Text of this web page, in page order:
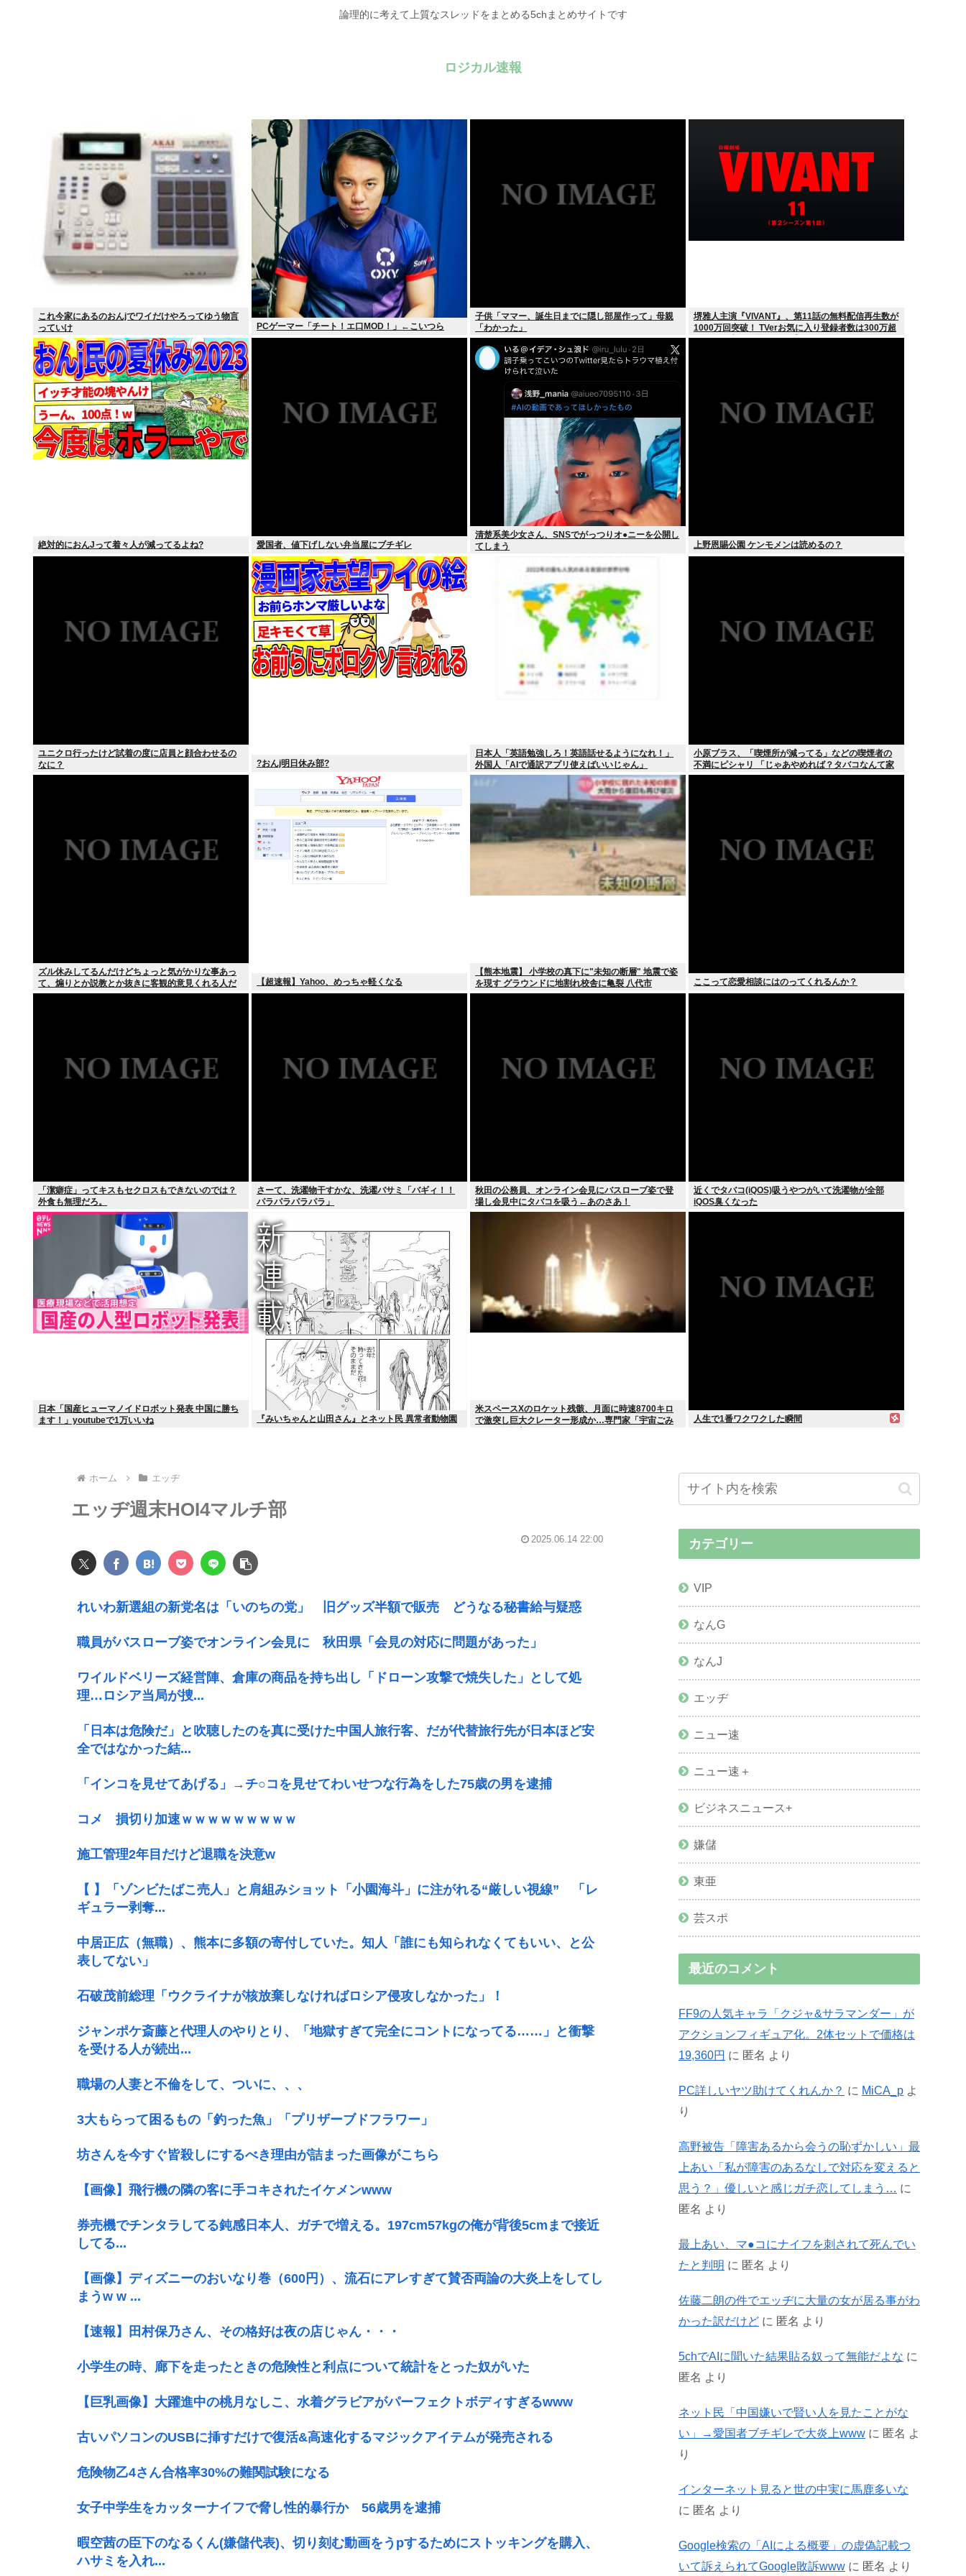
論理的に考えて上質なスレッドをまとめる5chまとめサイトです
ロジカル速報
これ今家にあるのおんjでワイだけやろってゆう物言
っていけ
PCゲーマー「チート！エ口MOD！」←こいつら
子供「ママー、誕生日までに隠し部屋作って」母親
「わかった」
堺雅人主演『VIVANT』、第11話の無料配信再生数が
1000万回突破！ TVerお気に入り登録者数は300万超
えでTBS連ドラ歴代トップ
絶対的におんJって着々人が減ってるよね? 愛国者、値下げしない弁当屋にブチギレ
清楚系美少女さん、SNSでがっつりオ●ニーを公開し
てしまう
上野恩賜公園 ケンモメンは読めるの？
ユニクロ行ったけど試着の度に店員と顔合わせるの
なに？
?おんj明日休み部?
日本人「英語勉強しろ！英語話せるようになれ！」
外国人「AIで通訳アプリ使えばいいじゃん」
小原ブラス、「喫煙所が減ってる」などの喫煙者の
不満にピシャリ 「じゃあやめれば？タバコなんて家
でだけ吸ってればいい」
ズル休みしてるんだけどちょっと気がかりな事あっ
て、煽りとか説教とか抜きに客観的意見くれる人だ
けきてくれ
【超速報】Yahoo、めっちゃ軽くなる
【熊本地震】 小学校の真下に"未知の断層" 地震で姿
を現す グラウンドに地割れ校舎に亀裂 八代市
ここって恋愛相談にはのってくれるんか？
「潔癖症」ってキスもセクロスもできないのでは？
外食も無理だろ。
さーて、洗濯物干すかな、洗濯バサミ「バギィ！！
パラパラパラパラ」
秋田の公務員、オンライン会見にバスローブ姿で登
場し会見中にタバコを吸う←あのさあ！
近くでタバコ(iQOS)吸うやつがいて洗濯物が全部
iQOS臭くなった
日本「国産ヒューマノイドロボット発表 中国に勝ち
ます！」youtubeで1万いいね
『みいちゃんと山田さん』とネット民 異常者動物園
米スペースXのロケット残骸、月面に時速8700キロ
で激突し巨大クレーター形成か…専門家「宇宙ごみ
人生で1番ワクワクした瞬間
ホーム エッヂ
エッヂ週末HOI4マルチ部
2025.06.14 22:00
れいわ新選組の新党名は「いのちの党」 旧グッズ半額で販売 どうなる秘書給与疑惑
職員がバスローブ姿でオンライン会見に 秋田県「会見の対応に問題があった」
ワイルドベリーズ経営陣、倉庫の商品を持ち出し「ドローン攻撃で焼失した」として処
理…ロシア当局が捜...
「日本は危険だ」と吹聴したのを真に受けた中国人旅行客、だが代替旅行先が日本ほど安
全ではなかった結...
「インコを見せてあげる」→チ○コを見せてわいせつな行為をした75歳の男を逮捕
コメ 損切り加速ｗｗｗｗｗｗｗｗｗ
施工管理2年目だけど退職を決意w
【 】「ゾンビたばこ売人」と肩組みショット「小園海斗」に注がれる“厳しい視線” 「レ
ギュラー剥奪...
中居正広（無職）、熊本に多額の寄付していた。知人「誰にも知られなくてもいい、と公
表してない」
石破茂前総理「ウクライナが核放棄しなければロシア侵攻しなかった」！
ジャンポケ斎藤と代理人のやりとり、「地獄すぎて完全にコントになってる……」と衝撃
を受ける人が続出...
職場の人妻と不倫をして、ついに、、、
3大もらって困るもの「釣った魚」「プリザーブドフラワー」
坊さんを今すぐ皆殺しにするべき理由が詰まった画像がこちら
【画像】飛行機の隣の客に手コキされたイケメンwww
券売機でチンタラしてる鈍感日本人、ガチで増える。197cm57kgの俺が背後5cmまで接近
してる...
【画像】ディズニーのおいなり巻（600円）、流石にアレすぎて賛否両論の大炎上をしてし
まうw w ...
【速報】田村保乃さん、その格好は夜の店じゃん・・・
小学生の時、廊下を走ったときの危険性と利点について統計をとった奴がいた
【巨乳画像】大躍進中の桃月なしこ、水着グラビアがパーフェクトボディすぎるwww
古いパソコンのUSBに挿すだけで復活&高速化するマジックアイテムが発売される
危険物乙4さん合格率30%の難関試験になる
女子中学生をカッターナイフで脅し性的暴行か 56歳男を逮捕
暇空茜の臣下のなるくん(嫌儲代表)、切り刻む動画をうpするためにストッキングを購入、
ハサミを入れ...
カテゴリー
VIP
なんG
なんJ
エッヂ
ニュー速
ニュー速＋
ビジネスニュース+
嫌儲
東亜
芸スポ
最近のコメント
FF9の人気キャラ「クジャ&サラマンダー」が
アクションフィギュア化。2体セットで価格は
19,360円 に 匿名 より
PC詳しいヤツ助けてくれんか？ に MiCA_p よ
り
高野被告「障害あるから会うの恥ずかしい」最
上あい「私が障害のあるなしで対応を変えると
思う？」優しいと感じガチ恋してしまう…
に
匿名 より
最上あい、マ●コにナイフを刺されて死んでい
たと判明 に 匿名 より
佐藤二朗の件でエッヂに大量の女が居る事がわ
かった訳だけど に 匿名 より
5chでAIに聞いた結果貼る奴って無能だよな に
匿名 より
ネット民「中国嫌いで賢い人を見たことがな
い」→愛国者ブチギレで大炎上www に 匿名 よ
り
インターネット見ると世の中実に馬鹿多いな
に 匿名 より
Google検索の「AIによる概要」の虚偽記載つ
いて訴えられてGoogle敗訴www に 匿名 より